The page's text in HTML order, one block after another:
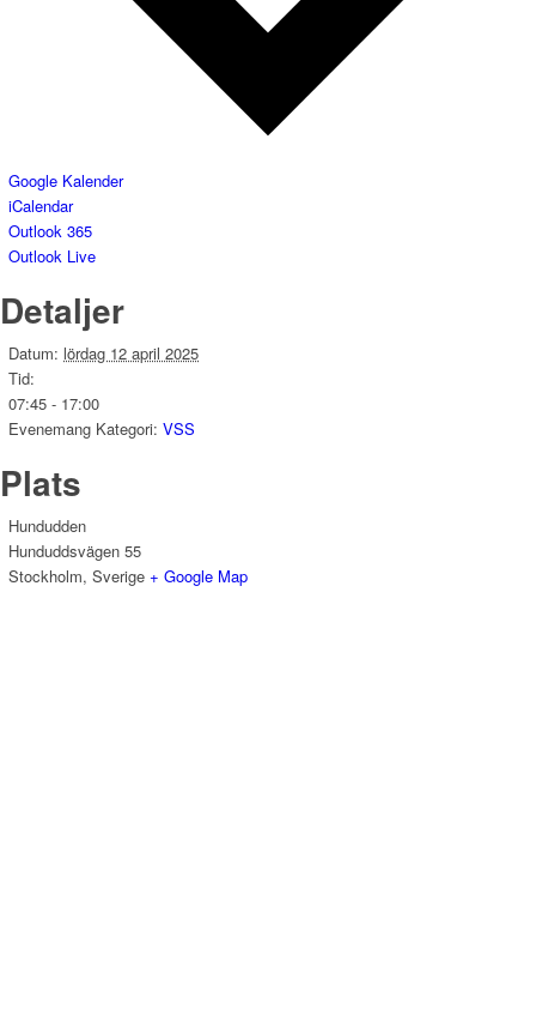
Google Kalender
iCalendar
Outlook 365
Outlook Live
Detaljer
Datum: lördag 12 april 2025
Tid:
07:45 - 17:00
Evenemang Kategori: VSS
Plats
Hundudden
Hunduddsvägen 55
Stockholm, Sverige + Google Map